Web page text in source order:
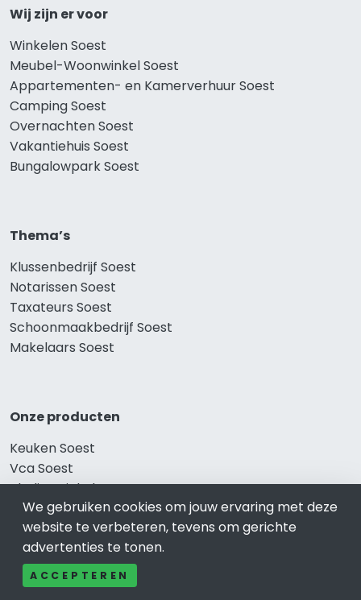
Wij zijn er voor
Winkelen Soest
Meubel-Woonwinkel Soest
Appartementen- en Kamerverhuur Soest
Camping Soest
Overnachten Soest
Vakantiehuis Soest
Bungalowpark Soest
Thema’s
Klussenbedrijf Soest
Notarissen Soest
Taxateurs Soest
Schoonmaakbedrijf Soest
Makelaars Soest
Onze producten
Keuken Soest
Vca Soest
Kledingwinkel Soest
Website laten maken Soest
Sportschool Soest
We gebruiken cookies om jouw ervaring met deze
website te verbeteren, tevens om gerichte
advertenties te tonen.
ACCEPTEREN